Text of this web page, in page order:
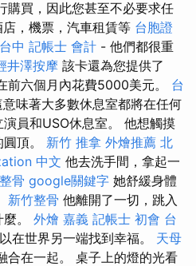
購買，因此您甚至不必要求任
店，機票，汽車租賃等 台胞證
中 記帳士 會計 - 他們都很重
井澤按摩 該卡還為您提供了
六個月內花費5000美元。 台
意味著大多數休息室都將在任何
員和USO休息室。 他想觸摸
頂。 新竹 推拿 外燴推薦 北
中文 他去洗手間，拿起一
骨 google關鍵字 她舒緩身體
新竹整骨 他離開了一切，跳入
。 外燴 嘉義 記帳士 初會 台
在世界另一端找到幸福。 天母
合在一起。 桌子上的燈的光看